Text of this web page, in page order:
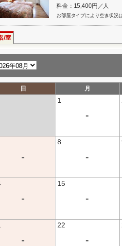
料金：15,400円／人
お部屋タイプにより空き状況
/室
日 月
1
-
-
8
-
-
15
-
-
22
-